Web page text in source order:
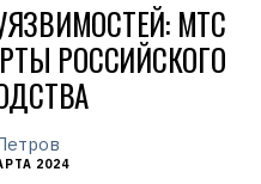
МТС
РОССИЙСКОГО
2024